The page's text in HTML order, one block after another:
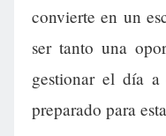
convierte en un
ser tanto una
gestionar el día a
preparado para